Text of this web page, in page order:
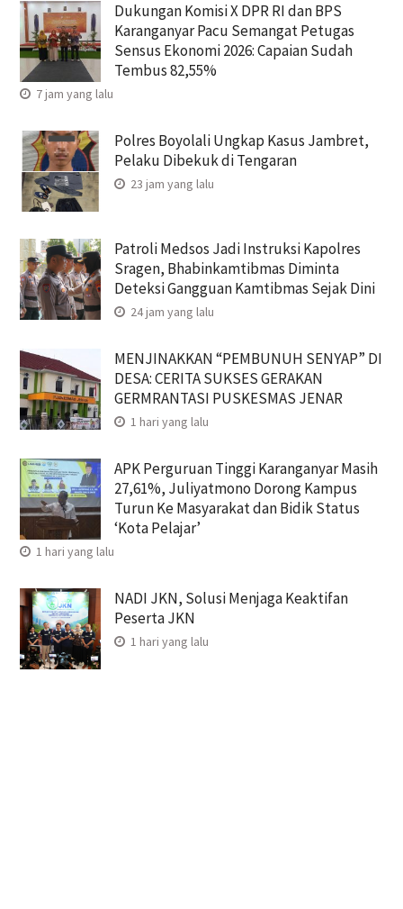
Dukungan Komisi X DPR RI dan BPS
Karanganyar Pacu Semangat Petugas
Sensus Ekonomi 2026: Capaian Sudah
Tembus 82,55%
7 jam yang lalu
Polres Boyolali Ungkap Kasus Jambret,
Pelaku Dibekuk di Tengaran
23 jam yang lalu
Patroli Medsos Jadi Instruksi Kapolres
Sragen, Bhabinkamtibmas Diminta
Deteksi Gangguan Kamtibmas Sejak Dini
24 jam yang lalu
MENJINAKKAN “PEMBUNUH SENYAP” DI
DESA: CERITA SUKSES GERAKAN
GERMRANTASI PUSKESMAS JENAR
1 hari yang lalu
APK Perguruan Tinggi Karanganyar Masih
27,61%, Juliyatmono Dorong Kampus
Turun Ke Masyarakat dan Bidik Status
‘Kota Pelajar’
1 hari yang lalu
NADI JKN, Solusi Menjaga Keaktifan
Peserta JKN
1 hari yang lalu